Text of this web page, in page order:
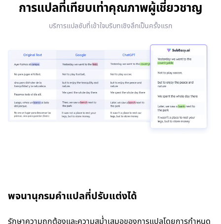
การแปลที่เทียบเท่าคุณภาพผู้เชี่ยวชาญ
บริการแปลซับที่เข้าใจบริบทเชิงลึกเป็นครั้งแรก
พจนานุกรมคำแปลที่ปรับแต่งได้
รักษาความถูกต้องและความสม่ำเสมอของการแปลโดยการกำหนด